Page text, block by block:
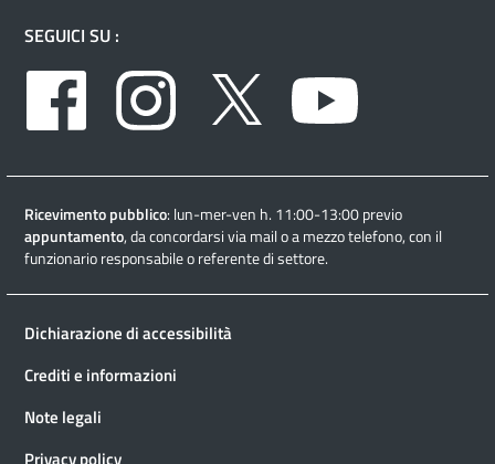
SEGUICI SU :
Facebook
Instagram Twitter
Ricevimento pubblico: lun-mer-ven h. 11:00-13:00 previo
appuntamento, da concordarsi via mail o a mezzo telefono, con il
funzionario responsabile o referente di settore.
Dichiarazione di accessibilità
Crediti e informazioni
Note legali